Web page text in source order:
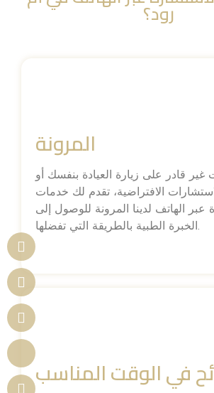
رود؟
المرونة
غير قادر على زيارة العيادة بنفسك أو
الافتراضية، تقدم لك خدمات
عبر الهاتف لدينا المرونة للوصول إلى
الخبرة الطبية بالطريقة التي تفضلها.
في الوقت المناسب